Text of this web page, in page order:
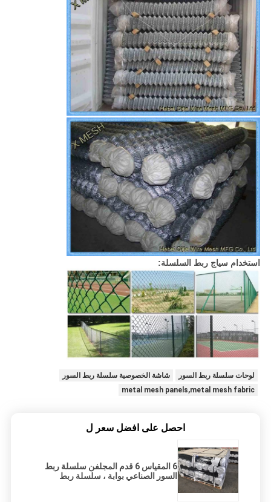
استخدام سياج ربط السلسلة:
لوحات سلسلة ربط السور
شاشة الخصوصية سلسلة ربط السور
metal mesh panels,metal mesh fabric
احصل على افضل سعر ل
6 المقياس 6 قدم المجلفن سلسلة ربط
السور الصناعي بوابة ، سلسلة ربط